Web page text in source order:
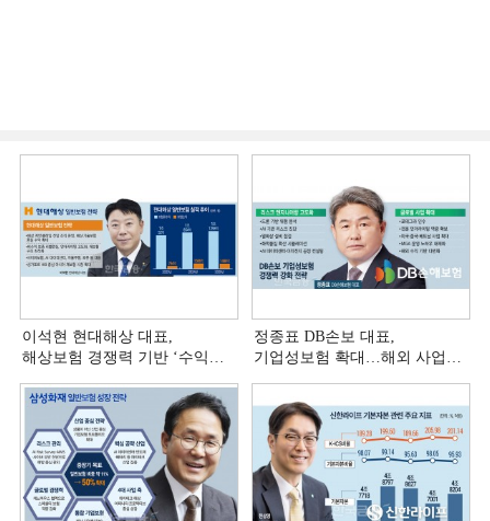
이석현 현대해상 대표,
해상보험 경쟁력 기반 ‘수익
(3)]
정종표 DB손보 대표,
기업성보험 확대…해외 사업